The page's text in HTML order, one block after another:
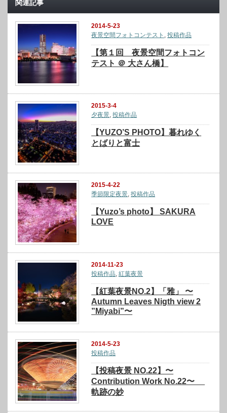
関連記事
2014-5-23
夜景空間フォトコンテスト ,投稿作品
【第１回 夜景空間フォトコン
テスト ＠ 大さん橋】
2015-3-4
夕夜景 ,投稿作品
【YUZO’S PHOTO】暮れゆく
とばりと富士
2015-4-22
季節限定夜景,投稿作品
【Yuzo’s photo】 SAKURA
LOVE
2014-11-23
投稿作品 ,紅葉夜景
【紅葉夜景NO.2】「雅」 〜
Autumn Leaves Nigth view 2
”Miyabi”〜
2014-5-23
投稿作品
【投稿夜景 NO.22】〜
Contribution Work No.22〜
軌跡の妙